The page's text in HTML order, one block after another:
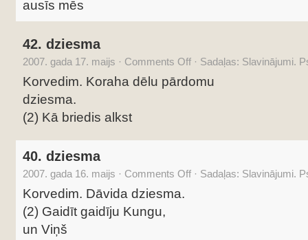
ausīs mēs
42. dziesma
2007. gada 17. maijs · Comments Off · Sadaļas: Slavinājumi.
Korvedim. Koraha dēlu pārdomu
dziesma.
(2) Kā briedis alkst
40. dziesma
2007. gada 16. maijs · Comments Off · Sadaļas: Slavinājumi.
Korvedim. Dāvida dziesma.
(2) Gaidīt gaidīju Kungu,
un Viņš